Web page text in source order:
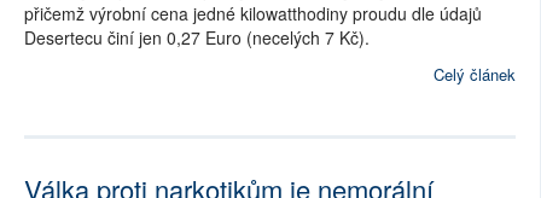
přičemž výrobní cena jedné kilowatthodiny proudu dle údajů
Desertecu činí jen 0,27 Euro (necelých 7 Kč).
Celý článek
Válka proti narkotikům je nemorální